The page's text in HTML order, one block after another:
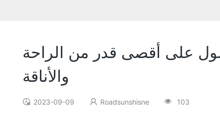
على أقصى قدر من الراحة
والأناقة
2023-09-09 Roadsunshisne 103